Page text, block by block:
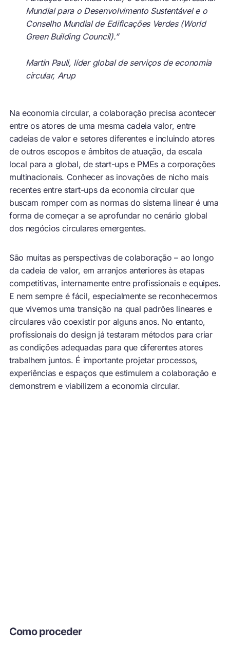
Mundial para o Desenvolvimento Sustentável e o
Conselho Mundial de Edificações Verdes (World
Green Building Council).”
Martin Pauli, líder global de serviços de economia
circular, Arup
Na economia circular, a colaboração precisa acontecer
entre os atores de uma mesma cadeia valor, entre
cadeias de valor e setores diferentes e incluindo atores
de outros escopos e âmbitos de atuação, da escala
local para a global, de start-ups e PMEs a corporações
multinacionais. Conhecer as inovações de nicho mais
recentes entre start-ups da economia circularque
buscam romper com as normas do sistema linear é uma
forma de começar a se aprofundar no cenário global
dos negócios circulares emergentes.
São muitas as perspectivas de colaboração – ao longo
da cadeia de valor, em arranjos anteriores às etapas
competitivas, internamente entre profissionais e equipes.
E nem sempre é fácil, especialmente se reconhecermos
que vivemos uma transição na qual padrões lineares e
circulares vão coexistir por alguns anos. No entanto,
profissionais do design já testaram métodos para criar
as condições adequadas para que diferentes atores
trabalhem juntos. É importante projetar processos,
experiências e espaços que estimulem a colaboração e
demonstrem e viabilizem a economia circular.
Como proceder